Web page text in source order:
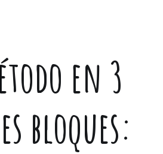
en 3
bloques: